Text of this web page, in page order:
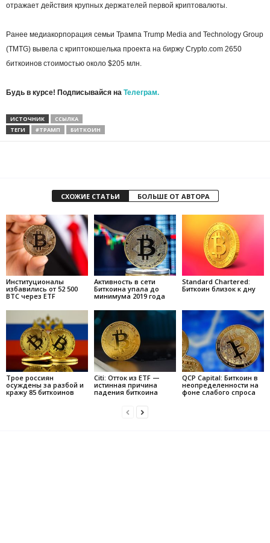
отражает действия крупных держателей первой криптовалюты.
Ранее медиакорпорация семьи Трампа Trump Media and Technology Group
(TMTG) вывела с криптокошелька проекта на биржу Crypto.com 2650
биткоинов стоимостью около $205 млн.
Будь в курсе! Подписывайся на Телеграм.
ИСТОЧНИК
ССЫЛКА
ТЕГИ
#ТРАМП БИТКОИН
СХОЖИЕ СТАТЬИ БОЛЬШЕ ОТ АВТОРА
Институционалы
избавились от 52 500
BTC через ETF
Активность в сети
Биткоина упала до
минимума 2019 года
Standard Chartered:
Биткоин близок к дну
Трое россиян
осуждены за разбой и
кражу 85 биткоинов
Citi: Отток из ETF —
истинная причина
падения биткоина
QCP Capital: Биткоин в
неопределенности на
фоне слабого спроса